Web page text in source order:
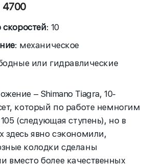
4700
скоростей: 10
: механическое
или гидравлические
– Shimano Tiagra, 10-
который по работе немногим
105 (следующая ступень), но в
здесь явно сэкономили,
колодки сделаны
вместо более качественных